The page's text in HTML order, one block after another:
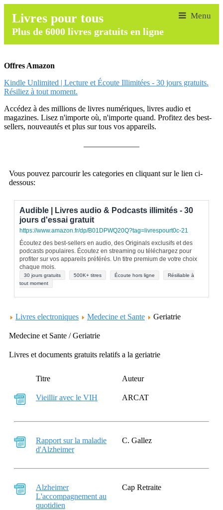
Livres pour tous
Plus de 6000 livres gratuits en ligne
Offres Amazon
Kindle Unlimited | Lecture et Écoute Illimitées - 30 jours gratuits.
Résiliez à tout moment.
Accédez à des millions de livres numériques, livres audio et
magazines. Lisez n'importe où, n'importe quand. Profitez des best-
sellers, nouveautés et plus sur tous vos appareils.
Vous pouvez parcourir les categories en cliquant sur le lien ci-
dessous:
Audible | Livres audio & Podcasts illimités - 30
jours d'essai gratuit
https://www.amazon.fr/dp/B01DPWQ20Q?tag=livrespourt0c-21
Écoutez des best-sellers en audio, des Originals exclusifs et des
podcasts populaires. Écoutez en streaming ou téléchargez pour
profiter sur vos appareils préférés. Un titre premium de votre choix
chaque mois.
30 jours gratuits 500K+ titres Écoute hors ligne
Résiliable à
tout moment
Livres electroniques Medecine et Sante Geriatrie
Medecine et Sante / Geriatrie
Livres et documents gratuits relatifs a la geriatrie
Titre Auteur
Vieillir avec le VIH ARCAT
Rapport sur la maladie
d'Alzheimer
C. Gallez
Alzheimer
L'accompagnement au
quotidien
Cap Retraite